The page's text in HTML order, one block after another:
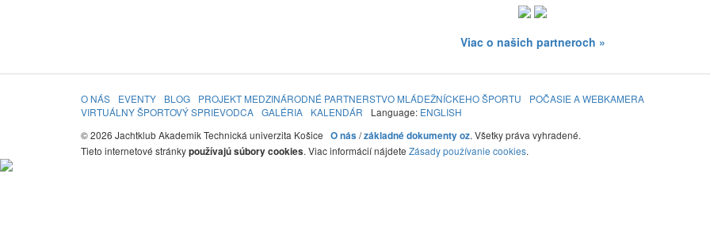
Viac o našich partneroch »
O NÁS EVENTY BLOG PROJEKT MEDZINÁRODNÉ PARTNERSTVO MLÁDEŽNÍCKEHO ŠPORTU
POČASIE A WEBKAMERA
VIRTUÁLNY ŠPORTOVÝ SPRIEVODCA GALÉRIA KALENDÁR Language: ENGLISH
© 2026 Jachtklub Akademik Technická univerzita Košice O nás /základné dokumenty oz. Všetky práva vyhradené.
Tieto internetové stránkypoužívajú súbory cookies. Viac informácií nájdete Zásady používanie cookies.